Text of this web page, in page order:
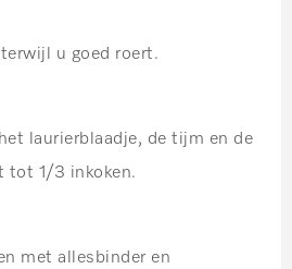
u goed roert.
laurierblaadje, de tijm en de
tot 1/3 inkoken.
met allesbinder en